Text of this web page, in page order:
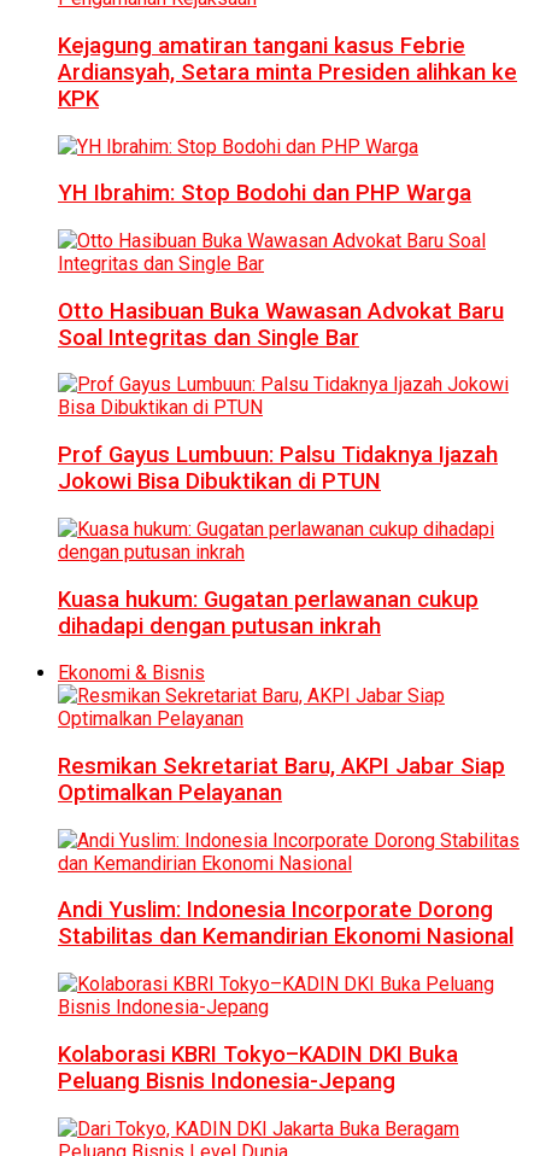
Kejagung amatiran tangani kasus Febrie
Ardiansyah, Setara minta Presiden alihkan ke
KPK
YH Ibrahim: Stop Bodohi dan PHP Warga
Otto Hasibuan Buka Wawasan Advokat Baru
Soal Integritas dan Single Bar
Prof Gayus Lumbuun: Palsu Tidaknya Ijazah
Jokowi Bisa Dibuktikan di PTUN
Kuasa hukum: Gugatan perlawanan cukup
dihadapi dengan putusan inkrah
Ekonomi & Bisnis
Resmikan Sekretariat Baru, AKPI Jabar Siap
Optimalkan Pelayanan
Andi Yuslim: Indonesia Incorporate Dorong
Stabilitas dan Kemandirian Ekonomi Nasional
Kolaborasi KBRI Tokyo–KADIN DKI Buka
Peluang Bisnis Indonesia-Jepang